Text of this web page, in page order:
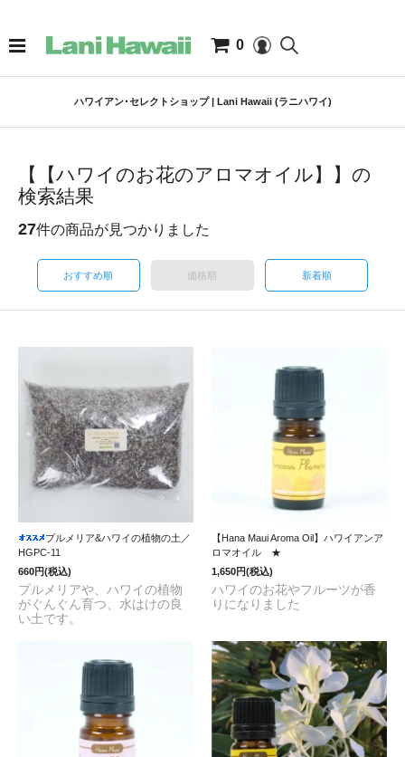
0
ハワイアン･セレクトショップ | Lani Hawaii (ラニハワイ)
【【ハワイのお花のアロマオイル】】の
検索結果
27件の商品が見つかりました
おすすめ順 価格順 新着順
プルメリア&ハワイの植物の土／
HGPC-11
660円(税込)
プルメリアや、ハワイの植物
がぐんぐん育つ、水はけの良
い土です。
【Hana Maui Aroma Oil】ハワイアンア
ロマオイル ★
1,650円(税込)
ハワイのお花やフルーツが香
りになりました